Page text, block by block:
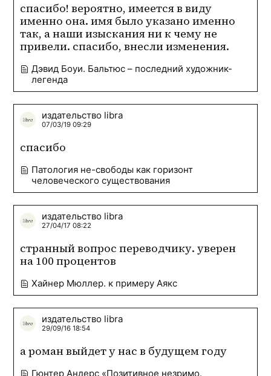
спасибо! вероятно, имеется в виду
именно она. имя было указано именно
так, а наши изыскания ни к чему не
привели. спасибо, внесли изменения.
Дэвид Боуи. Бальтюс – последний художник-
легенда
издательство libra
07/03/19 09:29
спасибо
Патология не-свободы как горизонт
человеческого существования
издательство libra
27/04/17 08:22
странный вопрос переводчику. уверен
на 100 процентов
Хайнер Мюллер. к примеру Аякс
издательство libra
29/09/16 18:54
а роман выйдет у нас в будущем году
Гюнтер Андерс «Позитивное незримо.